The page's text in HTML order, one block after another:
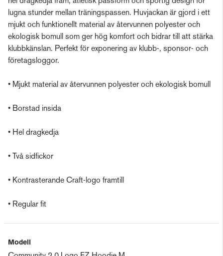
lugna stunder mellan träningspassen. Huvjackan är gjord i ett
mjukt och funktionellt material av återvunnen polyester och
ekologisk bomull som ger hög komfort och bidrar till att stärka
klubbkänslan. Perfekt för exponering av klubb-, sponsor- och
företagsloggor.
• Mjukt material av återvunnen polyester och ekologisk bomull
• Borstad insida
• Hel dragkedja
• Två sidfickor
• Kontrasterande Craft-logo framtill
• Regular fit
Modell